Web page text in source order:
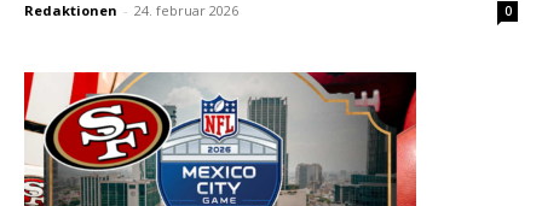
Redaktionen - 24. februar 2026 0